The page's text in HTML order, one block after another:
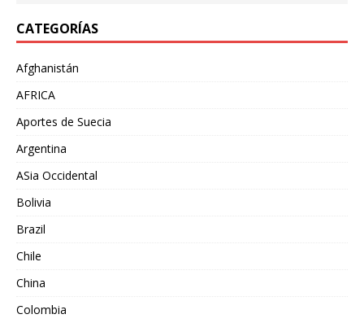
CATEGORÍAS
Afghanistán
AFRICA
Aportes de Suecia
Argentina
ASia Occidental
Bolivia
Brazil
Chile
China
Colombia